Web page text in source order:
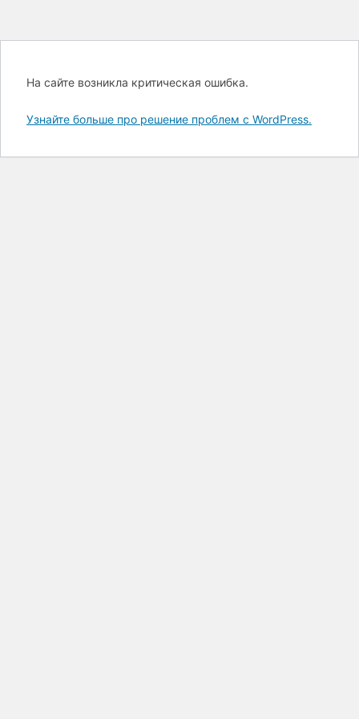
На сайте возникла критическая ошибка.
Узнайте больше про решение проблем с WordPress.